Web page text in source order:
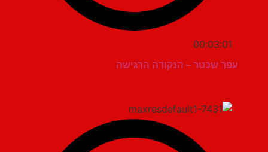
00:03:01
עפר שכטר – הנקודה הרגישה